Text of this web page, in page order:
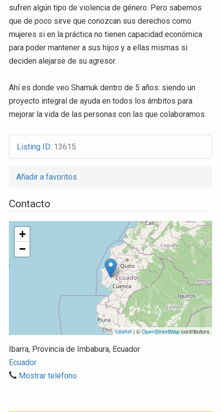
sufren algún tipo de violencia de género. Pero sabemos
que de poco sirve que conozcan sus derechos como
mujeres si en la práctica no tienen capacidad económica
para poder mantener a sus hijos y a ellas mismas si
deciden alejarse de su agresor.
Ahí es donde veo Shamuk dentro de 5 años: siendo un
proyecto integral de ayuda en todos los ámbitos para
mejorar la vida de las personas con las que colaboramos.
Listing ID: 13615
Añadir a favoritos
Contacto
+
−
Leaflet | ©OpenStreetMapcontributors
Ibarra, Provincia de Imbabura, Ecuador
Ecuador
Mostrar teléfono